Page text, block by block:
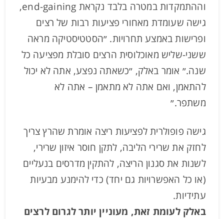
וההתמקדות במטרה בלבד נקראת end-gaining,
גישה שעומדת מאחורי פציעות רבות של רצים
ופרישות באמצע תחרויות. ״הסטטיסטיקה מראה
ששני-שליש מאוכלוסית הרצים סובלת מפציעה כל
שנה.״ אומר באלק, ״כשאתה נפצע, אתה לא יכול
להתאמן, ואם אתה לא מתאמן – אתה לא
משתפר.״
גישה פופולרית לפציעות ריצה אומרת שהרץ צריך
לחזק את שרירי הליבה, לתקן חוסר איזון שרירי,
לשנות את סגנון הריצה, להתקין מדרסים בנעליים
(או כל האפשרויות גם יחד) כדי להימנע מבעיות
עתידיות.
באלק לעומת זאת, מעוניין יותר לגרום לרצים